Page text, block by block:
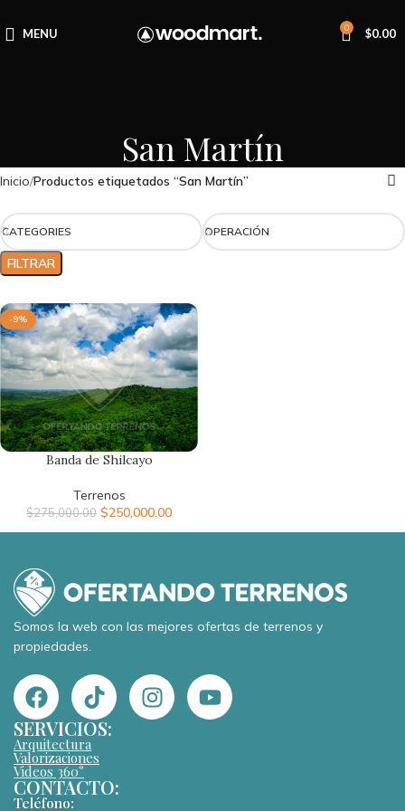
MENU 0 $0.00
San Martín
Inicio Productos etiquetados “San Martín”
CATEGORIES OPERACIÓN
FILTRAR
-9%
Banda de Shilcayo
Terrenos
$275,000.00 $250,000.00
Somos la web con las mejores ofertas de terrenos y
propiedades.
SERVICIOS:
Arquitectura
Valorizaciones
Videos 360°
CONTACTO:
Teléfono: